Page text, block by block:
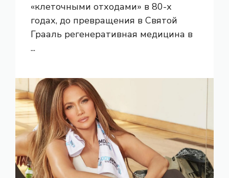
«клеточными отходами» в 80-х
годах, до превращения в Святой
Грааль регенеративная медицина в
...